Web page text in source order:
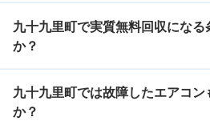
九十九里町で実質無料回収にな
か？
九十九里町では故障したエアコ
か？